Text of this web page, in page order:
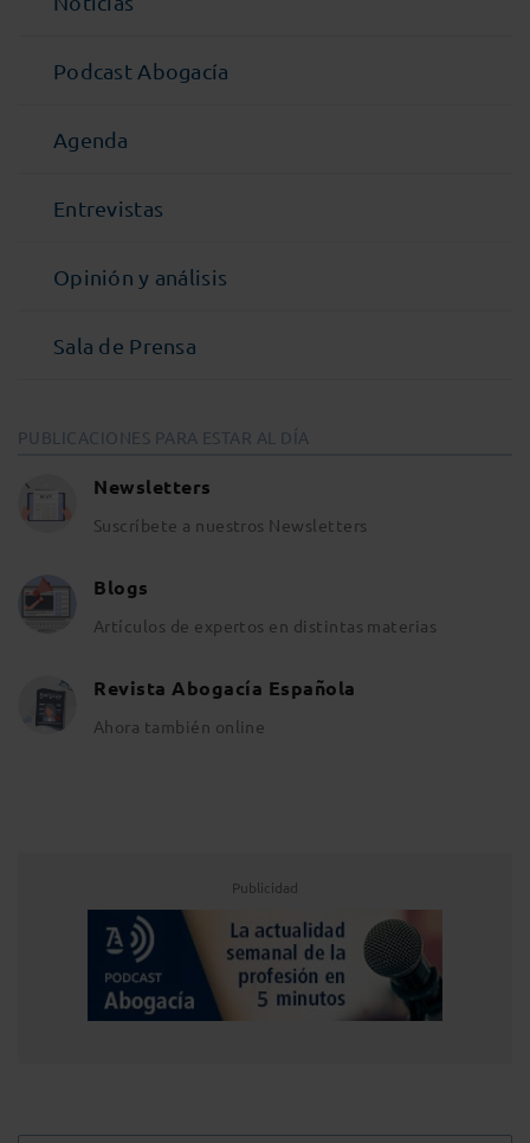
Podcast Abogacía
Agenda
Entrevistas
Opinión y análisis
Sala de Prensa
PUBLICACIONES PARA ESTAR AL DÍA
Newsletters
Suscríbete a nuestros Newsletters
Blogs
Artículos de expertos en distintas materias
Revista Abogacía Española
Ahora también online
Publicidad